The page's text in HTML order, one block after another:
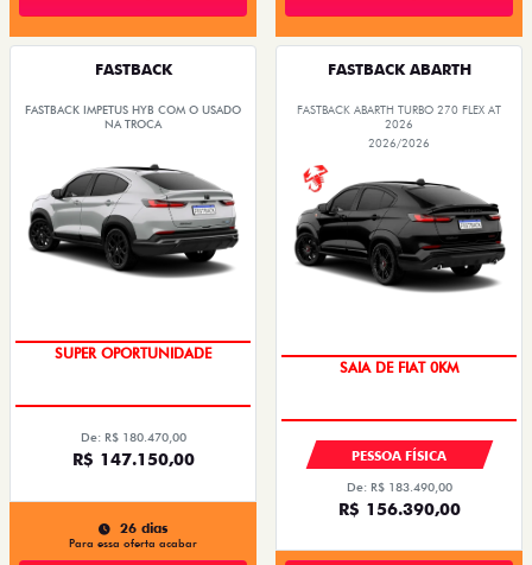
FASTBACK
FASTBACK IMPETUS HYB COM O USADO
NA TROCA
SUPER OPORTUNIDADE
De: R$ 180.470,00
R$ 147.150,00
26 dias
Para essa oferta acabar
FASTBACK ABARTH
FASTBACK ABARTH TURBO 270 FLEX AT
2026
2026/2026
SAIA DE FIAT 0KM
PESSOA FÍSICA
De: R$ 183.490,00
R$ 156.390,00